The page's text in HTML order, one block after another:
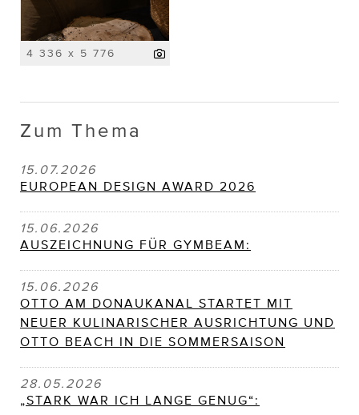
4 336 x 5 776
Zum Thema
15.07.2026
EUROPEAN DESIGN AWARD 2026
15.06.2026
AUSZEICHNUNG FÜR GYMBEAM:
15.06.2026
OTTO AM DONAUKANAL STARTET MIT
NEUER KULINARISCHER AUSRICHTUNG UND
OTTO BEACH IN DIE SOMMERSAISON
28.05.2026
„STARK WAR ICH LANGE GENUG“: